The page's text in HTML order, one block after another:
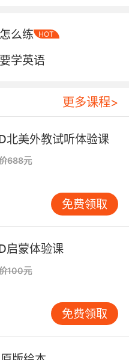
闲聊，传递出一种亲
用这些表达 孩子记住
用，这是一个普遍问
记忆，更是语言习惯
景，家长扮演外国朋
结束对话。开始时可
要结束了，你想说点
呢？”，然后逐渐减少
畅地运用。 另一个有
视作品时，特别留意
观看儿童动画或节目
暂停，与孩子一起分
这么说。这种观察式
真实语境中的运用。
发音或语法有误。此
，告诉孩子即使发音
其中的善意。语言交
往往比绝对正确更重
重点 对于3-6岁的幼
建立基本语感上。这
，可以教最简单的
么练 HOT
学英语
更多课程>
北美外教试听体验课
688元
免费领取
启蒙体验课
100元
免费领取